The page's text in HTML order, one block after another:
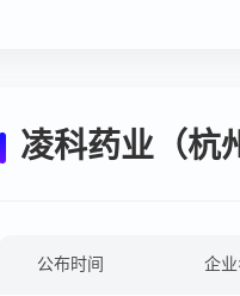
凌科药业（杭
公布时间 企